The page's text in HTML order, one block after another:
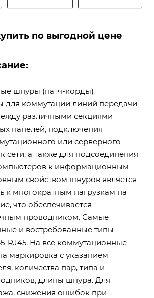
по выгодной цене
шнуры (патч-корды)
для коммутации линий передачи
различными секциями
панелей, подключения
или серверного
сети, а также для подсоединения
к информационным
свойством шнуров является
к многократным нагрузкам на
что обеспечивается
проводником. Самые
и востребованные типы
RJ45. На все коммутационные
маркировка с указанием
количества пар, типа и
длины шнура. Для
снижения ошибок при